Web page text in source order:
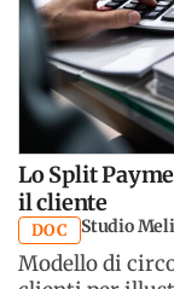
Lo Split
il cliente
DOC Studio
Modello di